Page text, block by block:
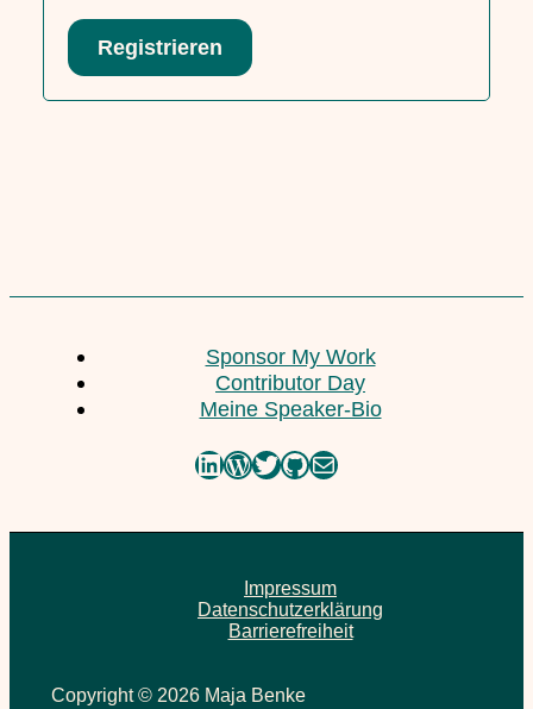
Registrieren
Sponsor My Work
Contributor Day
Meine Speaker-Bio
LinkedIn
WordPress
Twitter
GitHub
E-Mail
Impressum
Datenschutzerklärung
Barrierefreiheit
Copyright © 2026 Maja Benke